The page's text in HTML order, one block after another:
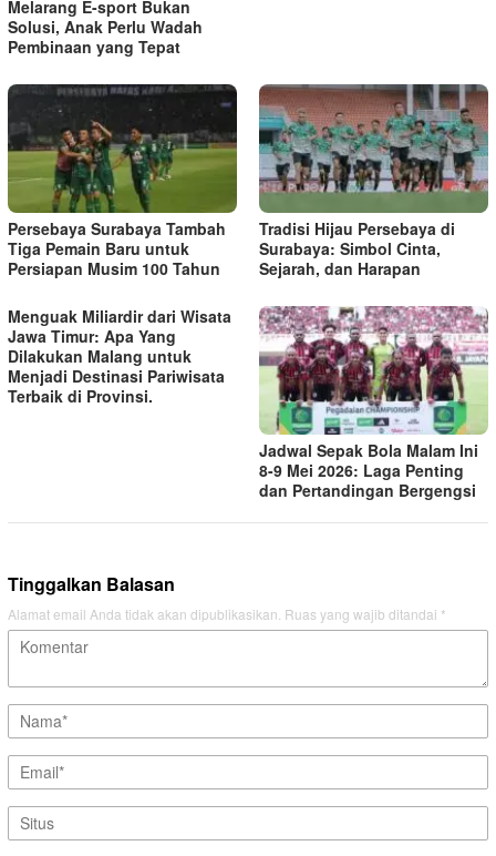
Melarang E-sport Bukan
Solusi, Anak Perlu Wadah
Pembinaan yang Tepat
Persebaya Surabaya Tambah
Tiga Pemain Baru untuk
Persiapan Musim 100 Tahun
Tradisi Hijau Persebaya di
Surabaya: Simbol Cinta,
Sejarah, dan Harapan
Menguak Miliardir dari Wisata
Jawa Timur: Apa Yang
Dilakukan Malang untuk
Menjadi Destinasi Pariwisata
Terbaik di Provinsi.
Jadwal Sepak Bola Malam Ini
8-9 Mei 2026: Laga Penting
dan Pertandingan Bergengsi
Tinggalkan Balasan
Alamat email Anda tidak akan dipublikasikan. Ruas yang wajib ditandai *